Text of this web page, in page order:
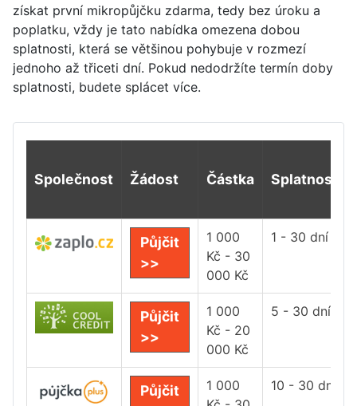
získat první mikropůjčku zdarma, tedy bez úroku a
poplatku, vždy je tato nabídka omezena dobou
splatnosti, která se většinou pohybuje v rozmezí
jednoho až třiceti dní. Pokud nedodržíte termín doby
splatnosti, budete splácet více.
Společnost Žádost Částka Splatnost
Půjčit
>>
1 000
Kč - 30
000 Kč
1 - 30 dní
Půjčit
>>
1 000
Kč - 20
000 Kč
5 - 30 dní
Půjčit
1 000
10 - 30 dní